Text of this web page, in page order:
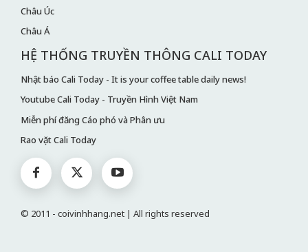
Châu Úc
Châu Á
HỆ THỐNG TRUYỀN THÔNG CALI TODAY
Nhật báo Cali Today - It is your coffee table daily news!
Youtube Cali Today - Truyền Hình Việt Nam
Miễn phí đăng Cáo phó và Phân ưu
Rao vặt Cali Today
© 2011 - coivinhhang.net | All rights reserved